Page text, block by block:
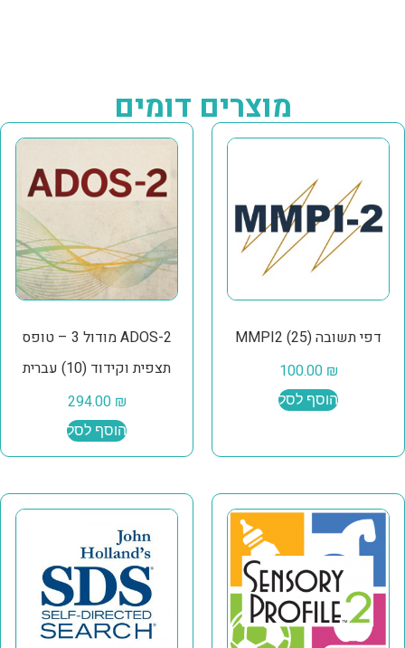
מוצרים דומים
דפי תשובה (25) MMPI2
100.00 ₪
הוסף לסל
ADOS-2 מודול 3 – טופס
תצפית וקידוד (10) עברית
294.00 ₪
הוסף לסל